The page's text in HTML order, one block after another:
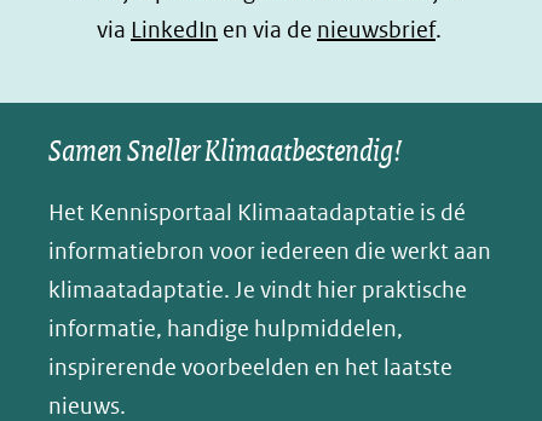
venster)
naar
een
website)
venster)
naar
een
website)
venster)
naar
een
website)
l
e
s
y
(opent
in
nieuw
venster)
via LinkedIn (opent
nieuw
venster)
naar
een
andere
website)
en via de nieuwsbrief.
Samen Sneller Klimaatbestendig!
Het Kennisportaal Klimaatadaptatie is dé
informatiebron voor iedereen die werkt aan
klimaatadaptatie. Je vindt hier praktische
informatie, handige hulpmiddelen,
inspirerende voorbeelden en het laatste
nieuws.